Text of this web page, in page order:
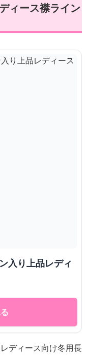
ィース襟ライン
入り上品レディ
ディース向け冬用長